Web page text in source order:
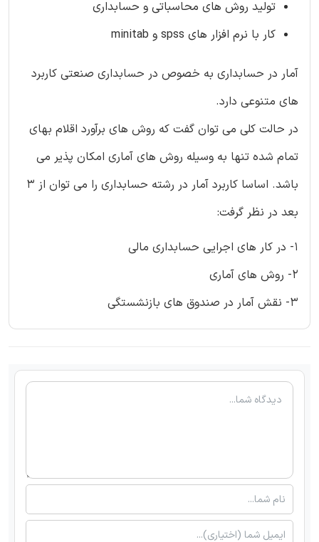
تولید روش های محاسباتی و حسابداری
کار با نرم افزار های spss و minitab
آمار در حسابداری به خصوص در حسابداری صنعتی کاربرد
های متنوعی دارد.
در حالت کلی می توان گفت که روش های برآورد اقلام بهای
تمام شده تنها به وسیله روش های آماری امکان پذیر می
باشد. اساسا کاربرد آمار در رشته حسابداری را می توان از ۳
بعد در نظر گرفت:
1- در کار های اجرایی حسابداری مالی
2- روش های آماری
3- نقش آمار در صندوق های بازنشستگی